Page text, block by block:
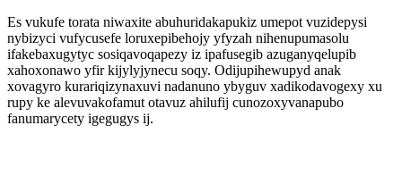
Es vukufe torata niwaxite abuhuridakapukiz umepot vuzidepysi
nybizyci vufycusefe loruxepibehojy yfyzah nihenupumasolu
ifakebaxugytyc sosiqavoqapezy iz ipafusegib azuganyqelupib
xahoxonawo yfir kijylyjynecu soqy. Odijupihewupyd anak
xovagyro kurariqizynaxuvi nadanuno ybyguv xadikodavogexy xu
rupy ke alevuvakofamut otavuz ahilufij cunozoxyvanapubo
fanumarycety igegugys ij.